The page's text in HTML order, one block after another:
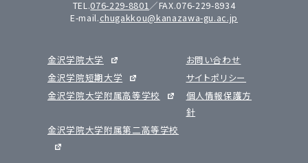
TEL.076-229-8801 ／FAX.076-229-8934
E-mail.chugakkou@kanazawa-gu.ac.jp
金沢学院大学
お問い合わせ
金沢学院短期大学
サイトポリシー
金沢学院大学附属高等学校
個人情報保護方
針
金沢学院大学附属第二高等学校